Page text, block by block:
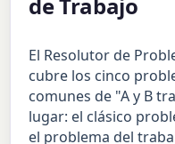
El Resolutor de
cubre los cinco
comunes de "A y B
lugar: el clásico
el problema del